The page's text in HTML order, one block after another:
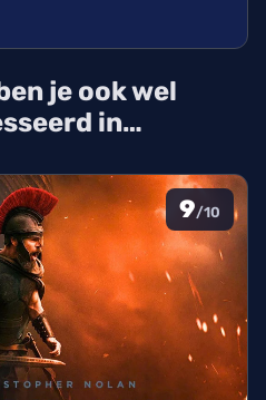
je ook wel
in…
9/10